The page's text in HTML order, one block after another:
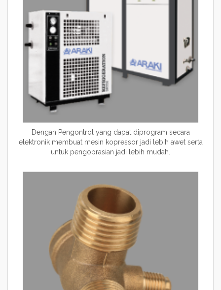
Dengan Pengontrol yang dapat diprogram secara
elektronik membuat mesin kopressor jadi lebih awet serta
untuk pengoprasian jadi lebih mudah.